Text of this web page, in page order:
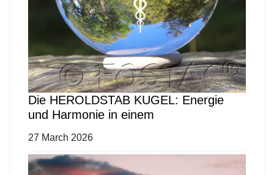
Die HEROLDSTAB KUGEL: Energie
und Harmonie in einem
27 March 2026